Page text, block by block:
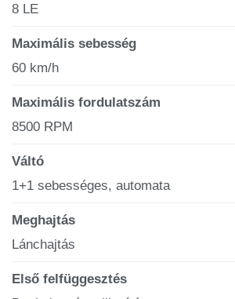
8 LE
Maximális sebesség
60 km/h
Maximális fordulatszám
8500 RPM
Váltó
1+1 sebességes, automata
Meghajtás
Lánchajtás
Első felfüggesztés